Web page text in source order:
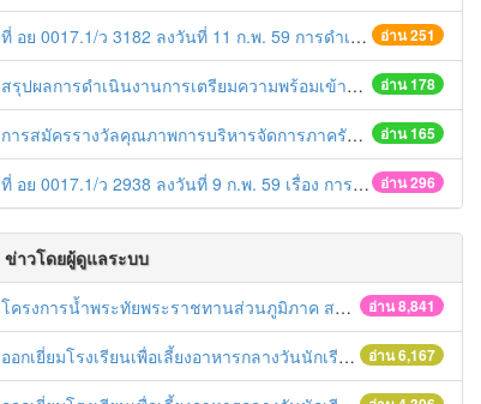
อ่าน 251
ที่ อย 0017.1/ว 3182 ลงวันที่ 11 ก.พ. 59 การดำเนินการสร้างการรับรู้ ความเข้าใจให้แก่ประชาชน
อ่าน 178
สรุปผลการดำเนินงานการเตรียมความพร้อมเข้าสู่ประชาคมอาเซียนจังหวัดพระนครศรีอยุธยา ประจำปี 2558
อ่าน 165
การสมัครรางวัลคุณภาพการบริหารจัดการภาครัฐ
อ่าน 296
ที่ อย 0017.1/ว 2938 ลงวันที่ 9 ก.พ. 59 เรื่อง การประชาสัมพันธ์สมุดภาพ Infographics รัฐบาลเพื่อประชาชน
ข่าวโดยผู้ดูแลระบบ
อ่าน 8,841
โครงการน้ำพระทัยพระราชทานส่วนภูมิภาค สภาสังคมสงเคราะห์แห่งประเทศไทย ในพระบรมราชูปถัมภ์ ประจำปี 2559
อ่าน 6,167
ออกเยี่ยมโรงเรียนเพื่อเลี้ยงอาหารกลางวันนักเรียนโรงเรียนที่อยู่ห่างไกลในพื้นที่ จ.พระนครศรีอยุธยา (โรงเรียนวัดลำตะเคียน)